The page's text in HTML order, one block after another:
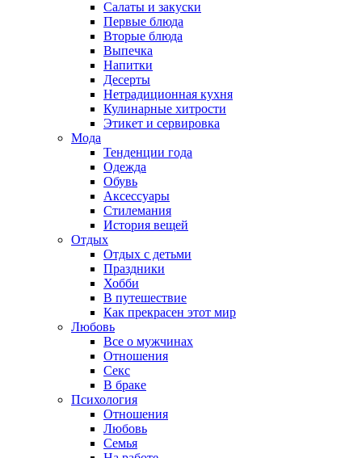
Салаты и закуски
Первые блюда
Вторые блюда
Выпечка
Напитки
Десерты
Нетрадиционная кухня
Кулинарные хитрости
Этикет и сервировка
Мода
Тенденции года
Одежда
Обувь
Аксессуары
Стилемания
История вещей
Отдых
Отдых с детьми
Праздники
Хобби
В путешествие
Как прекрасен этот мир
Любовь
Все о мужчинах
Отношения
Секс
В браке
Психология
Отношения
Любовь
Семья